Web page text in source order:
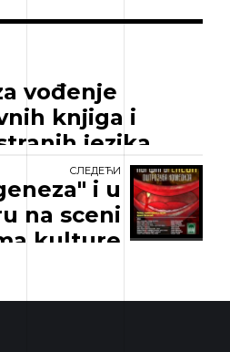
vođenje
knjiga i
jezika
СЛЕДЕЋИ
i u
na sceni
kulture